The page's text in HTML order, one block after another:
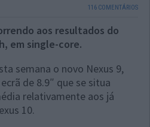
116 COMENTÁRIOS
aos resultados do
em single-core.
semana o novo Nexus 9,
de 8.9″ que se situa
relativamente aos já
10.